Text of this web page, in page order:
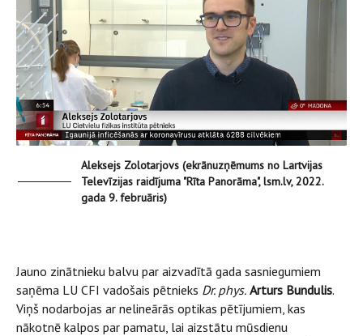
Aleksejs Zolotarjovs (ekrānuzņēmums no Lartvijas
Televīzijas raidījuma "Rīta Panorāma", lsm.lv, 2022.
gada 9. februāris)
Jauno zinātnieku balvu par aizvadītā gada sasniegumiem
saņēma LU CFI vadošais pētnieks Dr. phys. Arturs Bundulis.
Viņš nodarbojas ar nelineārās optikas pētījumiem, kas
nākotnē kalpos par pamatu, lai aizstātu mūsdienu